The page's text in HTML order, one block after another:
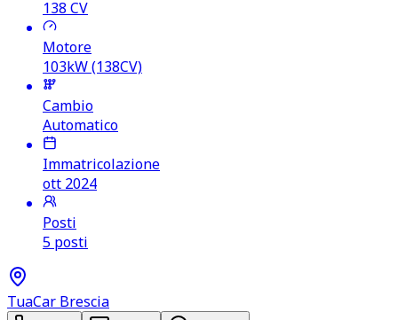
138 CV
Motore
103kW (138CV)
Cambio
Automatico
Immatricolazione
ott 2024
Posti
5 posti
TuaCar Brescia